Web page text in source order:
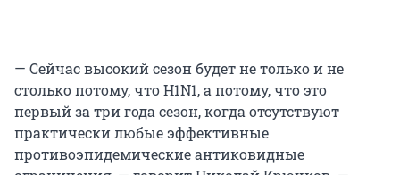
— Сейчас высокий сезон будет не только и не
столько потому, что H1N1, а потому, что это
первый за три года сезон, когда отсутствуют
практически любые эффективные
противоэпидемические антиковидные